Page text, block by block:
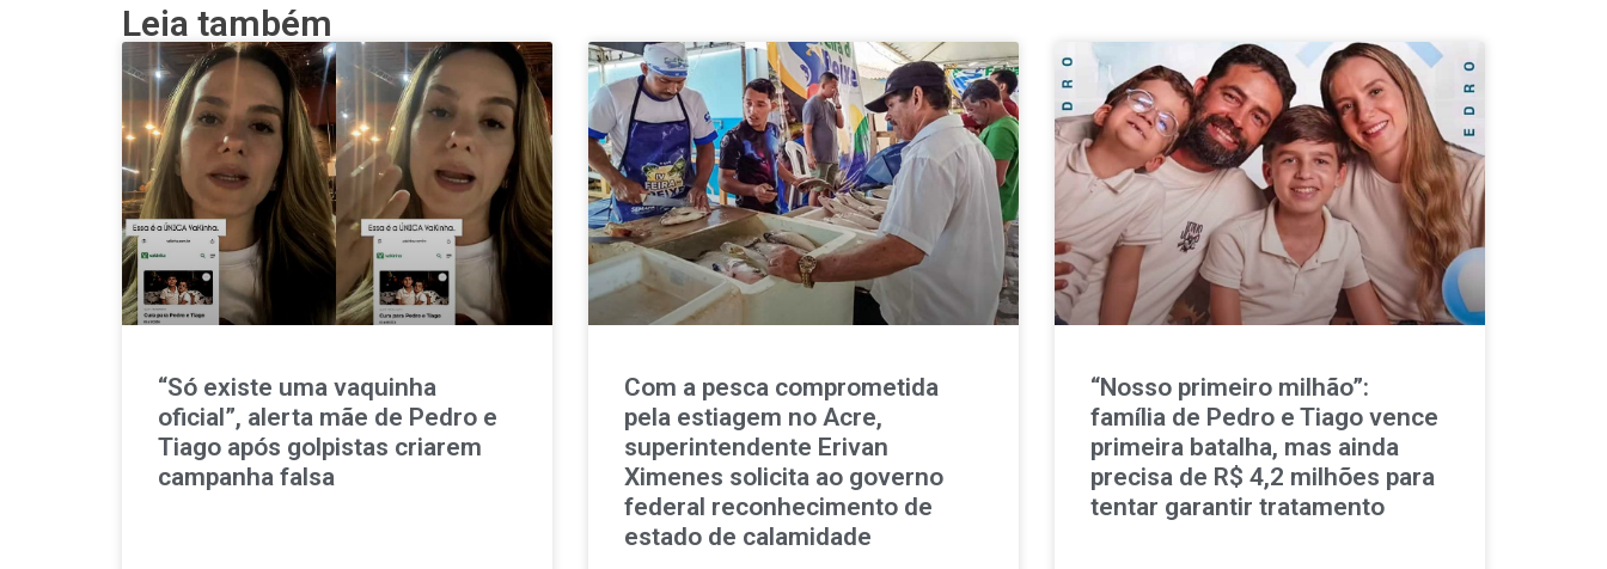
Leia também
“Só existe uma vaquinha
oficial”, alerta mãe de Pedro e
Tiago após golpistas criarem
campanha falsa
Com a pesca comprometida
pela estiagem no Acre,
superintendente Erivan
Ximenes solicita ao governo
federal reconhecimento de
estado de calamidade
“Nosso primeiro milhão”:
família de Pedro e Tiago vence
primeira batalha, mas ainda
precisa de R$ 4,2 milhões para
tentar garantir tratamento